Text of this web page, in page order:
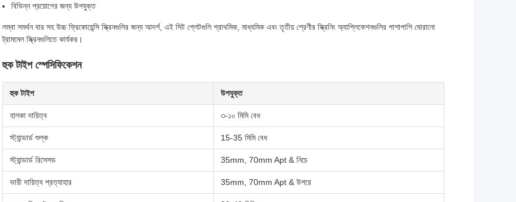
বিভিন্ন প্রয়োগের জন্য উপযুক্ত
লম্বা সমর্থন বার সহ উচ্চ ফ্রিকোয়েন্সি স্ক্রিনগুলির জন্য আদর্শ, এই সিট প্লেটগুলি প্রাথমিক, মাধ্যমিক এবং তৃতীয় শ্রেণীর স্ক্রিনিং অ্যাপ্লিকেশনগুলির পাশাপাশি ঘোরানো
ট্রামমেল স্ক্রিনগুলিতে কার্যকর।
হুক টাইপ স্পেসিফিকেশন
হুক টাইপ উপযুক্ত
হালকা দায়িত্ব ৩-১০ মিমি বেধ
স্ট্যান্ডার্ড শুল্ক 15-35 মিমি বেধ
স্ট্যান্ডার্ড রিসেসড 35mm, 70mm Apt & নিচে
ভারী দায়িত্ব প্রত্যাহার 35mm, 70mm Apt & উপরে